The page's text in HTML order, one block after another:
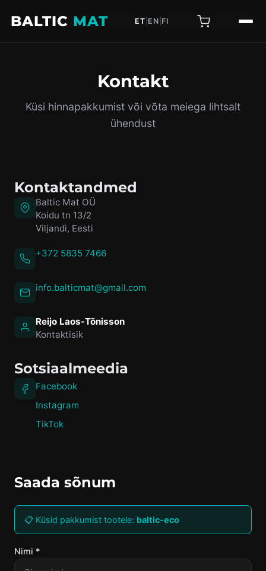
BALTIC MAT ET EN FI
Kontakt
Küsi hinnapakkumist või võta meiega lihtsalt
ühendust
Kontaktandmed
Baltic Mat OÜ
Koidu tn 13/2
Viljandi, Eesti
+372 5835 7466
info.balticmat@gmail.com
Reijo Laos-Tõnisson
Kontaktisik
Sotsiaalmeedia
Facebook
Instagram
TikTok
Saada sõnum
📋 Küsid pakkumist tootele: baltic-eco
Nimi *